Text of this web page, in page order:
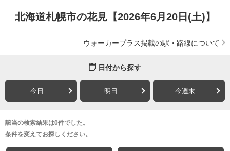
北海道札幌市の花見【2026年6月20日(土)】
ウォーカープラス掲載の駅・路線について
日付から探す
今日 明日 今週末
該当の検索結果は0件でした。
条件を変えてお探しください。